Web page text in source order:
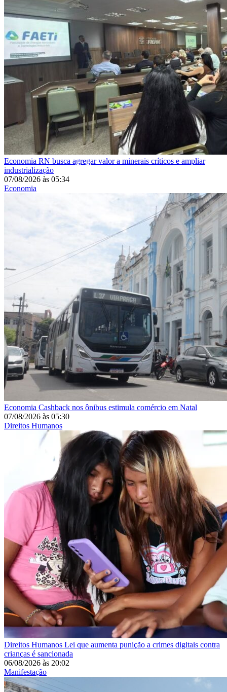
Economia RN busca agregar valor a minerais críticos e ampliar
industrialização
07/08/2026 às 05:34
Economia
Economia Cashback nos ônibus estimula comércio em Natal
07/08/2026 às 05:30
Direitos Humanos
Direitos Humanos Lei que aumenta punição a crimes digitais contra
crianças é sancionada
06/08/2026 às 20:02
Manifestação